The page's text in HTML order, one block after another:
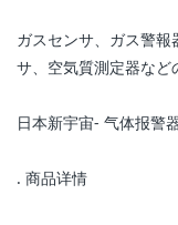
ガスセンサ、ガス警
サ、空気質測定器など
日本新宇宙- 气体报警
. 商品详情